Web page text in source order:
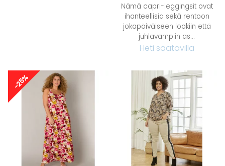
Nämä capri-leggingsit ovat
ihanteellisia sekä rentoon
jokapäiväiseen lookiin että
juhlavampiin as...
Heti saatavilla
-25%